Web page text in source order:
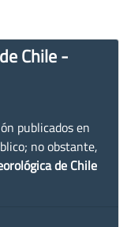
Chile -
publicados en
no obstante,
de Chile